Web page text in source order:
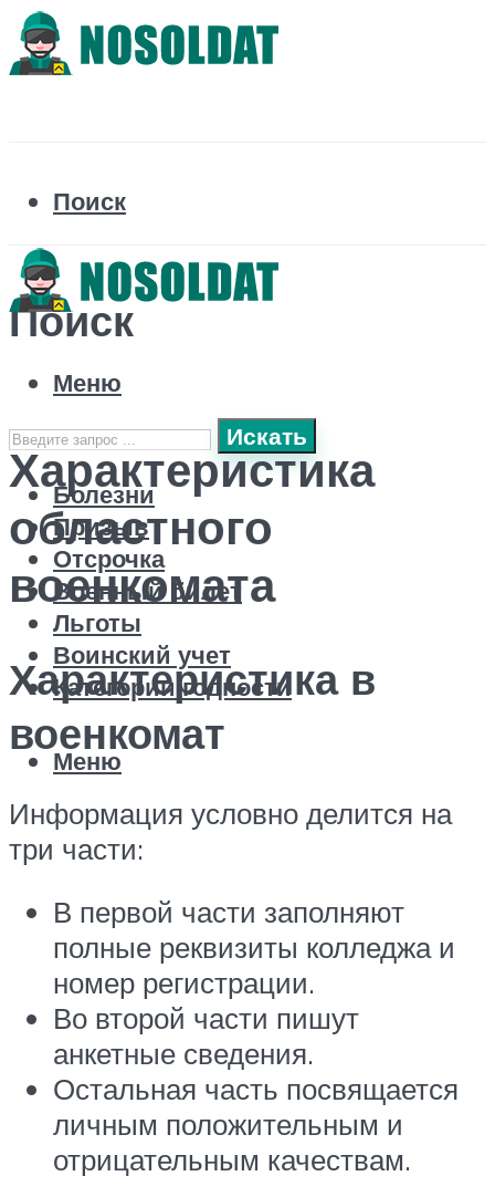
Поиск
Поиск
Искать
Болезни
Призыв
Отсрочка
Военный билет
Льготы
Воинский учет
Категории годности
Меню
Меню
Характеристика
областного
военкомата
Характеристика в
военкомат
Информация условно делится на
три части:
В первой части заполняют
полные реквизиты колледжа и
номер регистрации.
Во второй части пишут
анкетные сведения.
Остальная часть посвящается
личным положительным и
отрицательным качествам.